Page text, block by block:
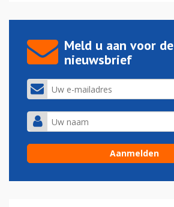
Meld u aan voor de
nieuwsbrief